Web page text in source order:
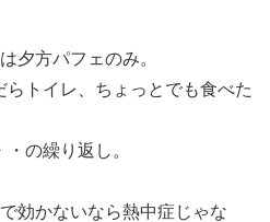
夕方パフェのみ。
らトイレ、ちょっとでも食べた
の繰り返し。
効かないなら熱中症じゃな